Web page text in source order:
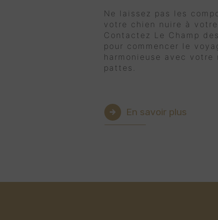
Ne laissez pas les
votre chien nuire à
Contactez Le Champ
pour commencer le
harmonieuse avec
pattes.
En savoir plus